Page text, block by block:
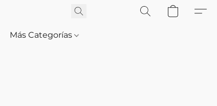
Más Categorías